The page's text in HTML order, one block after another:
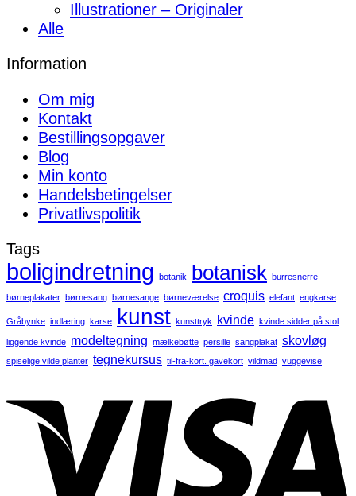
Illustrationer – Originaler
Alle
Information
Om mig
Kontakt
Bestillingsopgaver
Blog
Min konto
Handelsbetingelser
Privatlivspolitik
Tags
boligindretning botanik botanisk burresnerre
børneplakater børnesang børnesange børneværelse croquis elefant engkarse
Gråbynke indlæring karse kunst kunsttryk kvinde kvinde sidder på stol
liggende kvinde modeltegning mælkebøtte persille sangplakat skovløg
spiselige vilde planter tegnekursus til-fra-kort. gavekort vildmad vuggevise